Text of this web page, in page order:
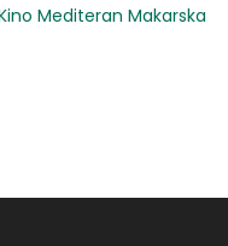
Mediteran Makarska